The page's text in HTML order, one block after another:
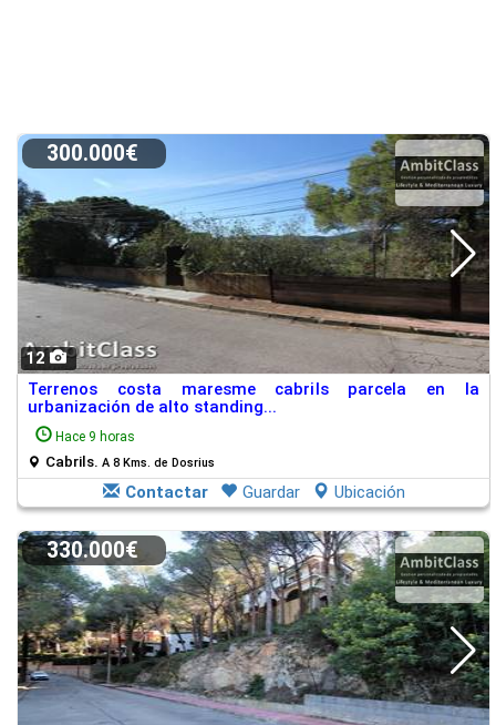
12
300.000€
Terrenos costa maresme cabrils parcela en la
urbanización de alto standing...
Hace 9 horas
Cabrils. A 8 Kms. de Dosrius
Contactar Guardar Ubicación
330.000€